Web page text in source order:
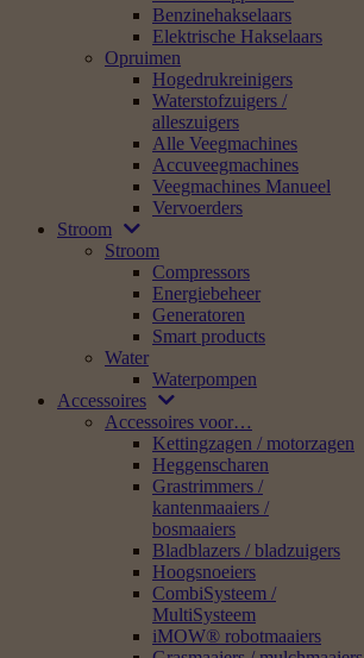
Benzinehakselaars
Elektrische Hakselaars
Opruimen
Hogedrukreinigers
Waterstofzuigers /
alleszuigers
Alle Veegmachines
Accuveegmachines
Veegmachines Manueel
Vervoerders
Stroom
Stroom
Compressors
Energiebeheer
Generatoren
Smart products
Water
Waterpompen
Accessoires
Accessoires voor…
Kettingzagen / motorzagen
Heggenscharen
Grastrimmers /
kantenmaaiers /
bosmaaiers
Bladblazers / bladzuigers
Hoogsnoeiers
CombiSysteem /
MultiSysteem
iMOW® robotmaaiers